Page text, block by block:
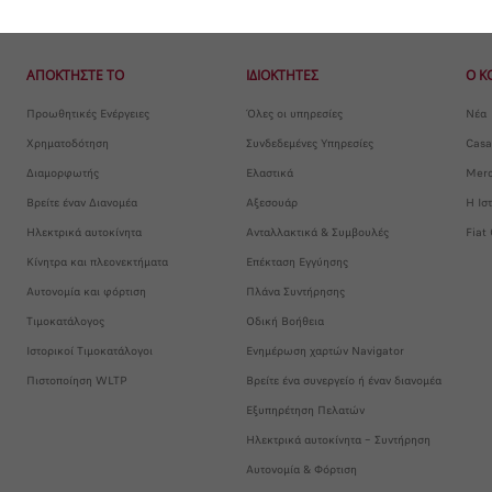
ΑΠΟΚΤΗΣΤΕ ΤΟ
Προωθητικές Ενέργειες
Χρηματοδότηση
Διαμορφωτής
Βρείτε έναν Διανομέα
Ηλεκτρικά αυτοκίνητα
Κίνητρα και πλεονεκτήματα
Αυτονομία και φόρτιση
Τιμοκατάλογος
Ιστορικοί Τιμοκατάλογοι
Πιστοποίηση WLTP
ΙΔΙΟΚΤΗΤΕΣ
Όλες οι υπηρεσίες
Συνδεδεμένες Υπηρεσίες
Ελαστικά
Αξεσουάρ
Ανταλλακτικά & Συμβουλές
Επέκταση Εγγύησης
Πλάνα Συντήρησης
Οδική Βοήθεια
Ενημέρωση χαρτών Navigator
Βρείτε ένα συνεργείο ή έναν διανομέα
Εξυπηρέτηση Πελατών
Ηλεκτρικά αυτοκίνητα – Συντήρηση
Αυτονομία & Φόρτιση
Ο
Νέα
Η
Fiat